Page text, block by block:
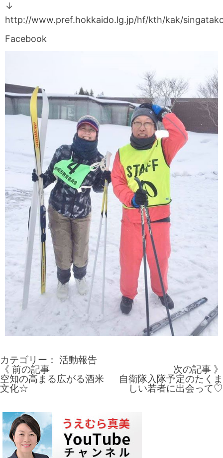
↓
http://www.pref.hokkaido.lg.jp/hf/kth/kak/
Facebook
カテゴリー： 活動報告
投
稿
ビ
ゲ
《 前の記事
空知の高まる広がる酒米
文化☆
次の記事 》
自衛隊入隊予定のたくま
しい若者に出会って♡